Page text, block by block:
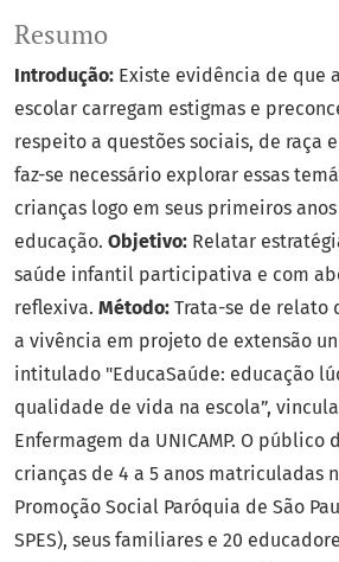
Resumo
Introdução: Existe evidência de que
escolar carregam estigmas e
respeito a questões sociais, de raça
faz-se necessário explorar essas
crianças logo em seus primeiros
educação. Objetivo: Relatar
saúde infantil participativa e com
reflexiva. Método: Trata-se de relato
a vivência em projeto de extensão
intitulado "EducaSaúde: educação
qualidade de vida na escola”,
Enfermagem da UNICAMP. O público
crianças de 4 a 5 anos matriculadas
Promoção Social Paróquia de São
SPES), seus familiares e 20